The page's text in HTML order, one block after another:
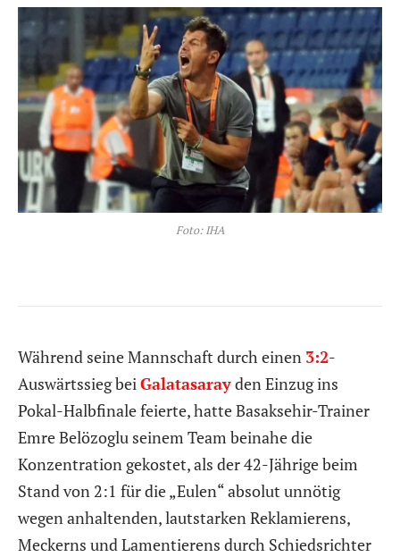
Foto: IHA
Während seine Mannschaft durch einen 3:2-
Auswärtssieg bei Galatasarayden Einzug ins
Pokal-Halbfinale feierte, hatte Basaksehir-Trainer
Emre Belözoglu seinem Team beinahe die
Konzentration gekostet, als der 42-Jährige beim
Stand von 2:1 für die „Eulen“ absolut unnötig
wegen anhaltenden, lautstarken Reklamierens,
Meckerns und Lamentierens durch Schiedsrichter